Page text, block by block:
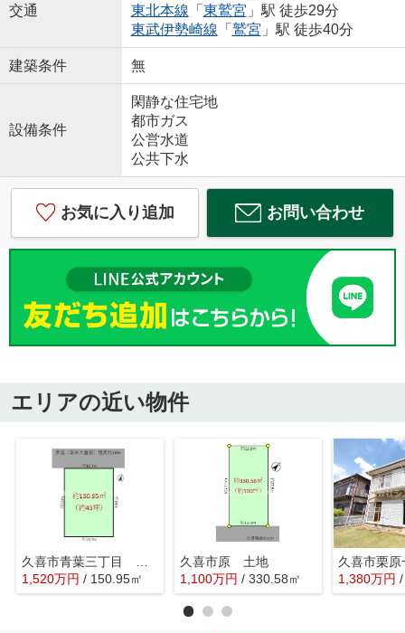
交通
東北本線 「 東鷲宮 」駅 徒歩29分
東武伊勢崎線 「 鷲宮 」駅 徒歩40分
建築条件 無
設備条件
閑静な住宅地
都市ガス
公営水道
公共下水
お気に入り追加 お問い合わせ
エリアの近い物件
1,520万円 / 150.95㎡
久喜市原 土地
1,100万円 / 330.58㎡ 1,380万円